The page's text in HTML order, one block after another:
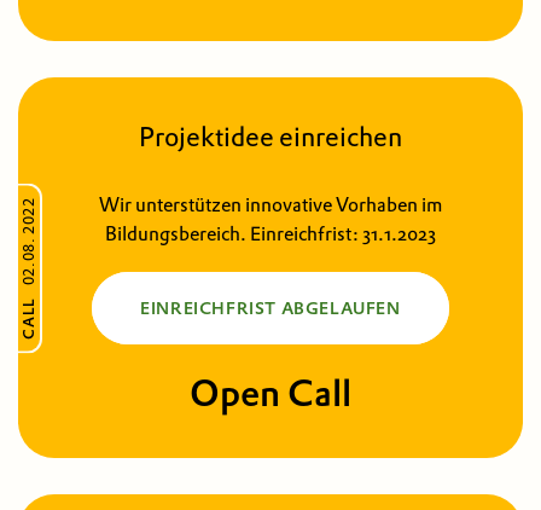
CALL
02.08. 2022
Projektidee einreichen
Wir unterstützen innovative Vorhaben im
Bildungsbereich. Einreichfrist: 31.1.2023
EINREICHFRIST ABGELAUFEN
Open Call